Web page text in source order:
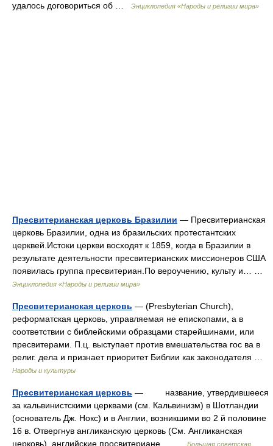
удалось договориться об …
Энциклопедия «Народы и религии мира»
Пресвитерианская церковь Бразилии — Пресвитерианская
церковь Бразилии, одна из бразильских протестантских
церквей.Истоки церкви восходят к 1859, когда в Бразилии в
результате деятельности пресвитерианских миссионеров США
появилась группа пресвитериан.По вероучению, культу и… …
Энциклопедия «Народы и религии мира»
Пресвитерианская церковь — (Presbyterian Church),
реформатская церковь, управляемая не епископами, а в
соответствии с библейскими образцами старейшинами, или
пресвитерами. П.ц. выступает против вмешательства гос ва в
религ. дела и признает приоритет Библии как законодателя …
Народы и культуры
Пресвитерианская церковь — название, утвердившееся
за кальвинистскими церквами (см. Кальвинизм) в Шотландии
(основатель Дж. Нокс) и в Англии, возникшими во 2 й половине
16 в. Отвергнув англиканскую церковь (См. Англиканская
церковь), английские просвитериане… …
Большая советская